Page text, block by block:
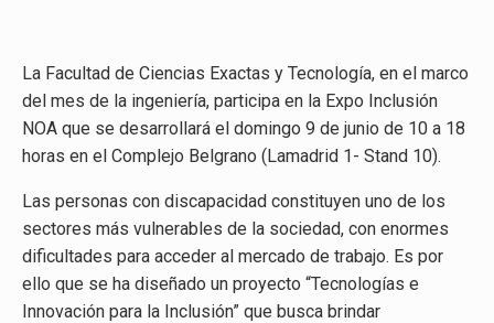
La Facultad de Ciencias Exactas y Tecnología, en el marco
del mes de la ingeniería, participa en la Expo Inclusión
NOA que se desarrollará el domingo 9 de junio de 10 a 18
horas en el Complejo Belgrano (Lamadrid 1- Stand 10).
Las personas con discapacidad constituyen uno de los
sectores más vulnerables de la sociedad, con enormes
dificultades para acceder al mercado de trabajo. Es por
ello que se ha diseñado un proyecto “Tecnologías e
Innovación para la Inclusión” que busca brindar